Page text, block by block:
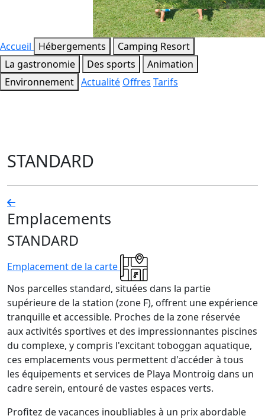
Accueil Hébergements
Camping Resort
La gastronomie
Des sports
Animation
Environnement Actualité Offres Tarifs
STANDARD
Emplacements
STANDARD
Emplacement de la carte
Nos parcelles standard, situées dans la partie
supérieure de la station (zone F), offrent une expérience
tranquille et accessible. Proches de la zone réservée
aux activités sportives et des impressionnantes piscines
du complexe, y compris l'excitant toboggan aquatique,
ces emplacements vous permettent d'accéder à tous
les équipements et services de Playa Montroig dans un
cadre serein, entouré de vastes espaces verts.
Profitez de vacances inoubliables à un prix abordable